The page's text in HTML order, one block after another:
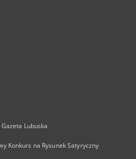
Lubuska
Konkurs na Rysunek Satyryczny